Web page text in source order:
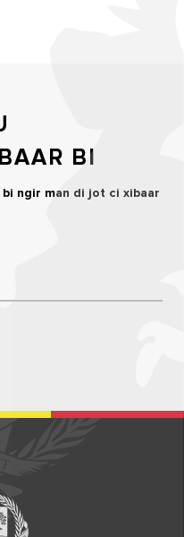
BI
ngir man di jot ci xibaar